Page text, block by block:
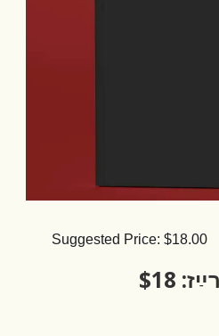
Suggested Price: $18.00
$18